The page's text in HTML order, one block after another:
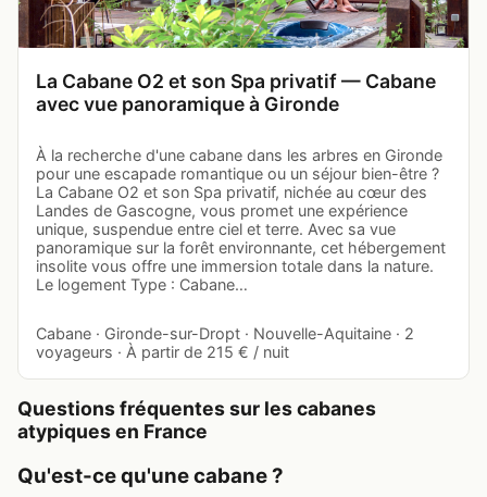
La Cabane O2 et son Spa privatif — Cabane
avec vue panoramique à Gironde
À la recherche d'une cabane dans les arbres en Gironde
pour une escapade romantique ou un séjour bien-être ?
La Cabane O2 et son Spa privatif, nichée au cœur des
Landes de Gascogne, vous promet une expérience
unique, suspendue entre ciel et terre. Avec sa vue
panoramique sur la forêt environnante, cet hébergement
insolite vous offre une immersion totale dans la nature.
Le logement Type : Cabane…
Cabane · Gironde-sur-Dropt · Nouvelle-Aquitaine · 2
voyageurs · À partir de 215 € / nuit
Questions fréquentes sur les cabanes
atypiques en France
Qu'est-ce qu'une cabane ?